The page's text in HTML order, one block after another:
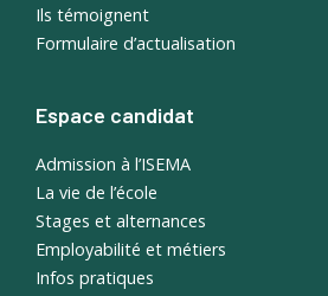
Ils témoignent
Formulaire d’actualisation
Espace candidat
Admission à l’ISEMA
La vie de l’école
Stages et alternances
Employabilité et métiers
Infos pratiques